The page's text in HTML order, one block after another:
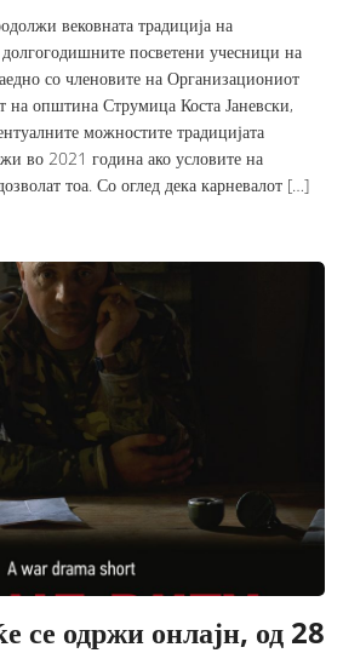
вековната традиција на
посветени учесници на
со членовите на Организациониот
на општина Струмица Коста Јаневски,
можностите традицијата
во 2021 година ако условите на
тоа. Со оглед дека карневалот […]
се одржи онлајн, од 28